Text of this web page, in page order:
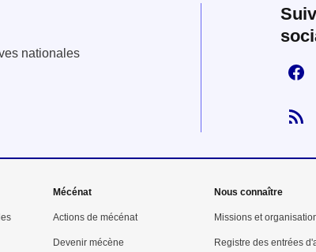
nationales
Mécénat
Actions de mécénat
Devenir mécène
Nous connaître
Missions et
Registre des entrées